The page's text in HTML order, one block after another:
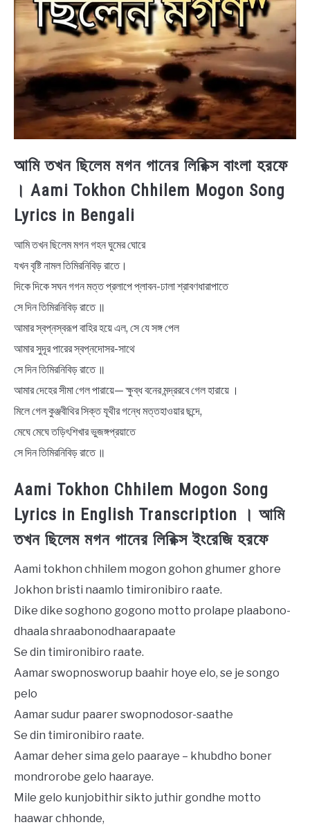
আমি তখন ছিলেম মগন গানের লিরিক্স বাংলা হরফে
। Aami Tokhon Chhilem Mogon Song
Lyrics in Bengali
আমি তখন ছিলেম মগন গহন ঘুমের ঘোরে
যখন বৃষ্টি নামল তিমিরনিবিড় রাতে।
দিকে দিকে সঘন গগন মত্ত প্রলাপে প্লাবন-ঢালা শ্রাবণধারাপাতে
সে দিন তিমিরনিবিড় রাতে ॥
আমার স্বপ্নস্বরূপ বাহির হয়ে এল, সে যে সঙ্গ পেল
আমার সুদূর পারের স্বপ্নদোসর-সাথে
সে দিন তিমিরনিবিড় রাতে ॥
আমার দেহের সীমা গেল পারায়ে— ক্ষুব্ধ বনের মন্দ্ররবে গেল হারায়ে ।
মিলে গেল কুঞ্জবীথির সিক্ত যূথীর গন্ধে মত্তহাওয়ার ছন্দে,
মেঘে মেঘে তড়িৎশিখার ভুজঙ্গপ্রয়াতে
সে দিন তিমিরনিবিড় রাতে ॥
Aami Tokhon Chhilem Mogon Song
Lyrics in English Transcription । আমি
তখন ছিলেম মগন গানের লিরিক্স ইংরেজি হরফে
Aami tokhon chhilem mogon gohon ghumer ghore
Jokhon bristi naamlo timironibiro raate.
Dike dike soghono gogono motto prolape plaabono-
dhaala shraabonodhaarapaate
Se din timironibiro raate.
Aamar swopnosworup baahir hoye elo, se je songo
pelo
Aamar sudur paarer swopnodosor-saathe
Se din timironibiro raate.
Aamar deher sima gelo paaraye – khubdho boner
mondrorobe gelo haaraye.
Mile gelo kunjobithir sikto juthir gondhe motto
haawar chhonde,